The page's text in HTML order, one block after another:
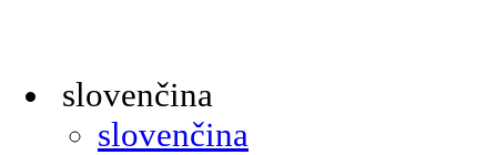
slovenčina
slovenčina